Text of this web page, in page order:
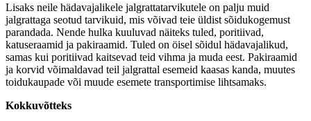
Lisaks neile hädavajalikele jalgrattatarvikutele on palju muid
jalgrattaga seotud tarvikuid, mis võivad teie üldist sõidukogemust
parandada. Nende hulka kuuluvad näiteks tuled, poritiivad,
katuseraamid ja pakiraamid. Tuled on öisel sõidul hädavajalikud,
samas kui poritiivad kaitsevad teid vihma ja muda eest. Pakiraamid
ja korvid võimaldavad teil jalgrattal esemeid kaasas kanda, muutes
toidukaupade või muude esemete transportimise lihtsamaks.
Kokkuvõtteks